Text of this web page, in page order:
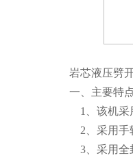
岩芯液压劈
一、主要特
1、该机采
2、采用手
3、采用全